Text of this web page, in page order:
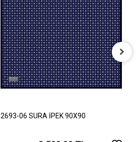
2693-06 SURA İPEK 90X90